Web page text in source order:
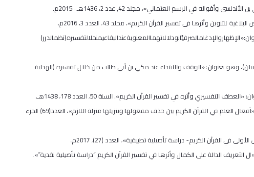
وهو بعنوان: «الوقف والابتداء عند مكي بن أبي طالب من خلال تفسيره (الهداية
15. بحث علمي مُحَكَّم منشور في مجلة جامعة أم القرى (علوم الشريعة)، وهو بعنوان: «أفعال العلم في القرآن الكريم بين حذف مفعولها وتنزيلها منزلة اللازم»، العدد(69) الجزء
الدالة على الكمال وأثرها في تفسير القرآن الكريم “دراسة تأصيلية نقدية”».